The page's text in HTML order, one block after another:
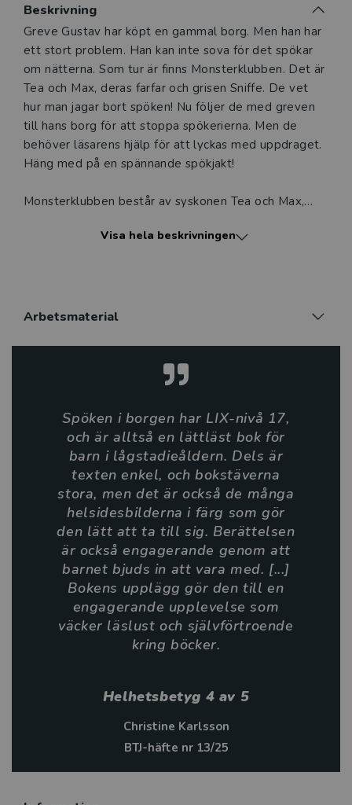
Beskrivning
Beskrivning
Greve Gustav har köpt en gammal borg. Men han har
ett stort problem. Han kan inte sova för det spökar
om nätterna. Som tur är finns Monsterklubben. Det är
Tea och Max, deras farfar och grisen Sniffe. De vet
hur man jagar bort spöken! Nu följer de med greven
till hans borg för att stoppa spökerierna. Men de
behöver läsarens hjälp för att lyckas med uppdraget.
Häng med på en spännande spökjakt!
Monsterklubben består av syskonen Tea och Max,
uppfunnit både monstermobilen och
väcker läslusten. I bilderna finns gåtor att lösa för den
uppmärksamme. Lösningarna kommer sedan på nästa
uppslag.
Vi på Nypon är glada över att kunna erbjuda
nybörjarläsaren ett lättläst läsäventyr utöver det
vanliga. Här får fantasin flöda fritt och äventyren kan
också med fördel bli ett spännande inslag i
klassrummet, där det interaktiva läsandet kan ske i
grupp eller på egen hand. Serien har bland annat
nominerats till Deutscher Kinderbuchpreis. Spöken i
borgen är den andra boken i serien. Tidigare har
utgivits Spöktåget från Likträsk.
THiLO upptäckte Afrika, Asien och Mellanamerika
innan han bosatte sig i tyska Mainz med fru och fyra
också en populär tv-personlighet i tyska
Alexander von Knorre är en grafisk designer och
Visa hela beskrivningen
Arbetsmaterial
Spöken i borgen har LIX-nivå 17,
och är alltså en lättläst bok för
barn i lågstadieåldern. Dels är
texten enkel, och bokstäverna
stora, men det är också de många
helsidesbilderna i färg som gör
den lätt att ta till sig. Berättelsen
är också engagerande genom att
barnet bjuds in att vara med. [...]
Bokens upplägg gör den till en
engagerande upplevelse som
väcker läslust och självförtroende
kring böcker.
Helhetsbetyg 4 av 5
Christine Karlsson
BTJ-häfte nr 13/25